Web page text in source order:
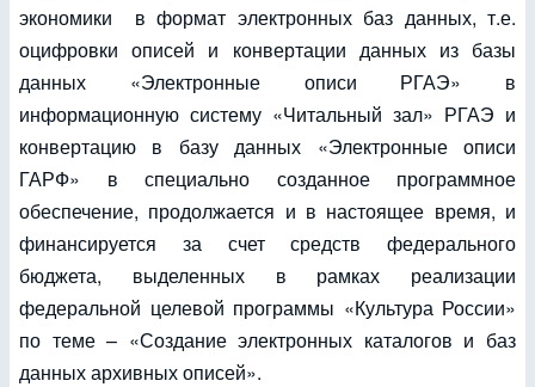
экономики в формат электронных баз данных, т.е.
оцифровки описей и конвертации данных из базы
данных «Электронные описи РГАЭ» в
информационную систему «Читальный зал» РГАЭ и
конвертацию в базу данных «Электронные описи
ГАРФ» в специально созданное программное
обеспечение, продолжается и в настоящее время, и
финансируется за счет средств федерального
бюджета, выделенных в рамках реализации
федеральной целевой программы «Культура России»
по теме – «Создание электронных каталогов и баз
данных архивных описей».